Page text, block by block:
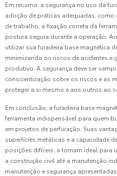
Em resumo, a segurança no uso da
adoção de práticas adequadas, como
de trabalho, a fixação correta da
postura segura durante a operação.
utilizar sua furadeira base magnética
minimizando os riscos de acidentes e
produtivo. A segurança deve ser
conscientização sobre os riscos e as
proteger a si mesmo e aos outros ao
Em conclusão, a furadeira base
ferramenta indispensável para quem
em projetos de perfuração. Suas
superfícies metálicas e a capacidade
posições difíceis, a tornam ideal para
a construção civil até a manutenção
manutenção e segurança